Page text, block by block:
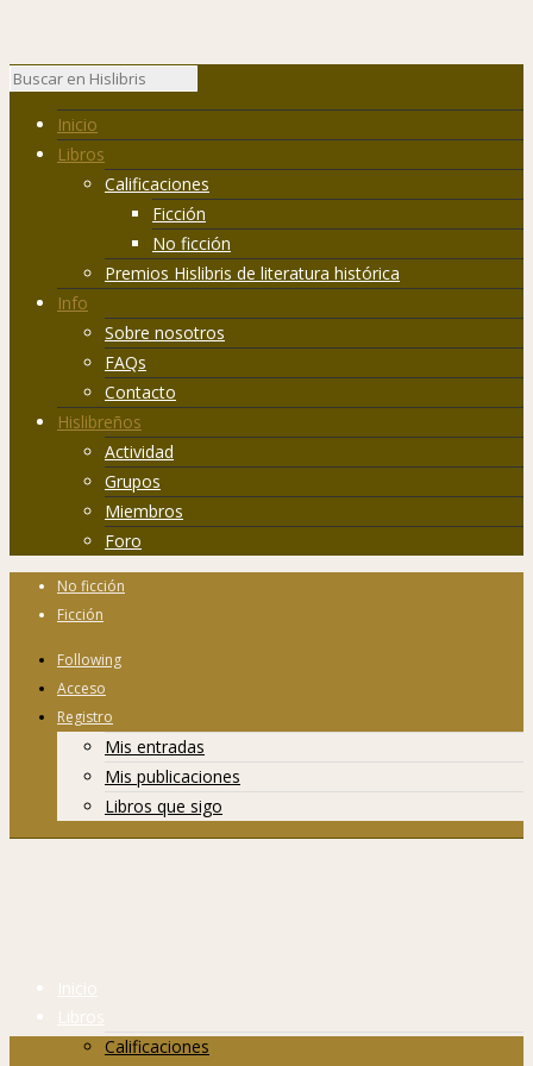
Inicio
Libros
Calificaciones
Ficción
No ficción
Premios Hislibris de literatura histórica
Info
Sobre nosotros
FAQs
Contacto
Hislibreños
Actividad
Grupos
Miembros
Foro
No ficción
Ficción
Following
Acceso
Registro
Mis entradas
Mis publicaciones
Libros que sigo
Inicio
Libros
Calificaciones